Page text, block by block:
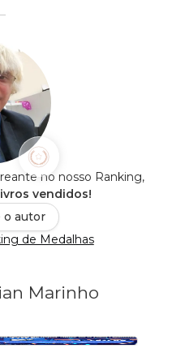
no nosso Ranking,
vendidos!
o autor
de Medalhas
Marinho